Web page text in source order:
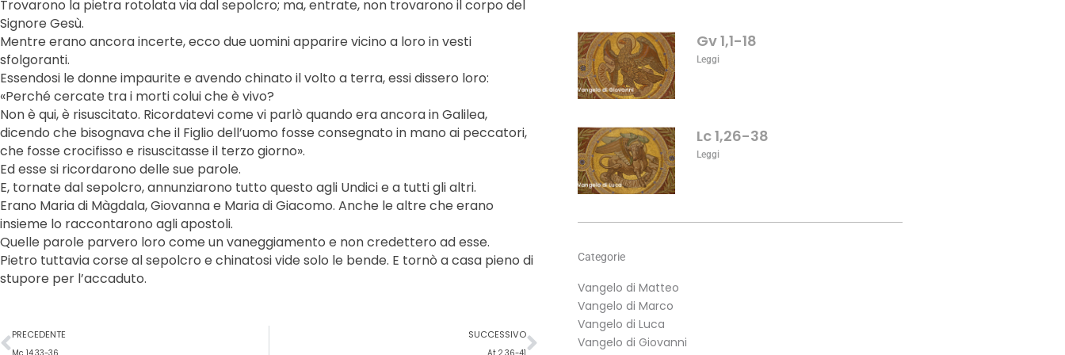
o
Trovarono la pietra rotolata via dal sepolcro; ma, entrate, non trovarono il corpo del
Signore Gesù.
Mentre erano ancora incerte, ecco due uomini apparire vicino a loro in vesti
sfolgoranti.
Essendosi le donne impaurite e avendo chinato il volto a terra, essi dissero loro:
«Perché cercate tra i morti colui che è vivo?
Non è qui, è risuscitato. Ricordatevi come vi parlò quando era ancora in Galilea,
dicendo che bisognava che il Figlio dell’uomo fosse consegnato in mano ai peccatori,
che fosse crocifisso e risuscitasse il terzo giorno».
Ed esse si ricordarono delle sue parole.
E, tornate dal sepolcro, annunziarono tutto questo agli Undici e a tutti gli altri.
Erano Maria di Màgdala, Giovanna e Maria di Giacomo. Anche le altre che erano
insieme lo raccontarono agli apostoli.
Quelle parole parvero loro come un vaneggiamento e non credettero ad esse.
Pietro tuttavia corse al sepolcro e chinatosi vide solo le bende. E tornò a casa pieno di
stupore per l’accaduto.
Precedente
PRECEDENTE SUCCESSIVOSuccessivo
Gv 1,1-18
Leggi
Lc 1,26-38
Leggi
Categorie
Vangelo di Matteo
Vangelo di Marco
Vangelo di Luca
Vangelo di Giovanni